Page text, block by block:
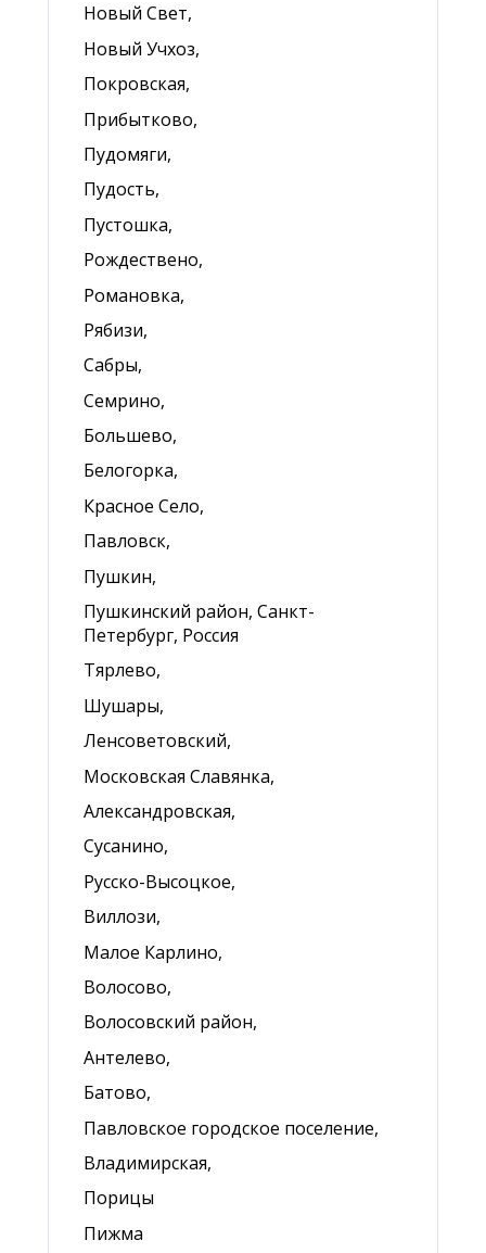
Новый Свет,
Новый Учхоз,
Покровская,
Прибытково,
Пудомяги,
Пудость,
Пустошка,
Рождествено,
Романовка,
Рябизи,
Сабры,
Семрино,
Большево,
Белогорка,
Красное Село,
Павловск,
Пушкин,
Пушкинский район, Санкт-
Петербург, Россия
Тярлево,
Шушары,
Ленсоветовский,
Московская Славянка,
Александровская,
Сусанино,
Русско-Высоцкое,
Виллози,
Малое Карлино,
Волосово,
Волосовский район,
Антелево,
Батово,
Павловское городское поселение,
Владимирская,
Порицы
Пижма